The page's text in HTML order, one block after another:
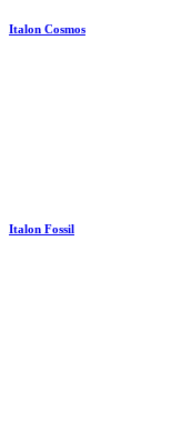
Italon Cosmos
Italon Fossil